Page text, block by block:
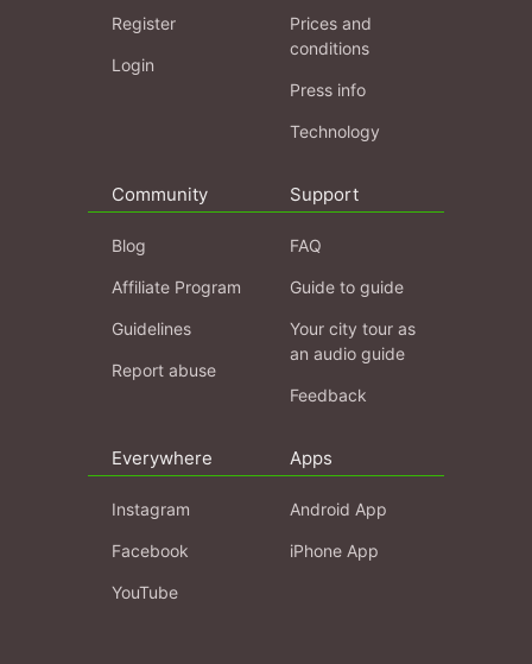
Register
Login
Prices and
conditions
Press info
Technology
Community
Blog
Affiliate Program
Guidelines
Report abuse
Support
FAQ
Guide to guide
Your city tour as
an audio guide
Feedback
Everywhere
Instagram
Facebook
YouTube
Apps
Android App
iPhone App